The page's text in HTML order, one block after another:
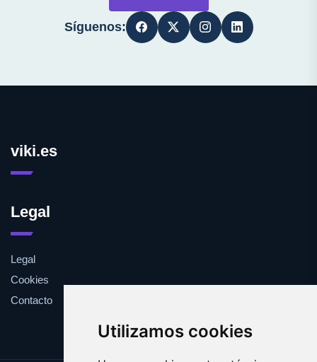
Utilizamos cookies
Síguenos:
viki.es
Legal
Legal
Cookies
Contacto